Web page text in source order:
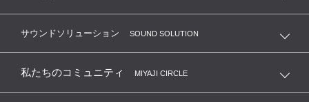
サウンドソリューション SOUND SOLUTION
私たちのコミュニティ MIYAJI CIRCLE